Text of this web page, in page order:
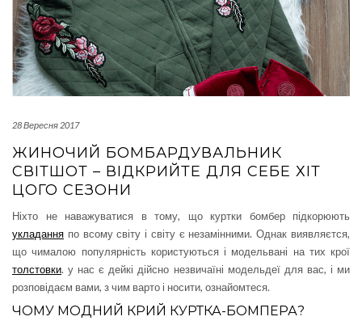
28 Вересня 2017
ЖИНОЧИЙ БОМБАРДУВАЛЬНИК
СВІТШОТ – ВІДКРИЙТЕ ДЛЯ СЕБЕ ХІТ
ЦОГО СЕЗОНИ
Ніхто не наважуватися в тому, що куртки бомбер підкорюють
укладання по всому світу і світу є незамінними. Однак виявляєтся,
що чималою популярність користуються і модельвані на тих крої
толстовки. у нас є дейкі дійсно незвичаїні модельдеї для вас, і ми
розповідаєм вами, з чим варто і носити, ознайомтеся.
ЧОМУ МОДНИЙ КРИЙ КУРТКА-БОМПЕРА?